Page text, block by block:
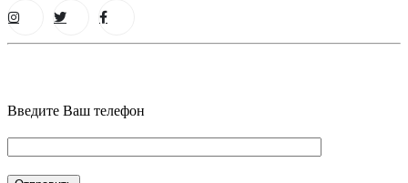
Введите Ваш телефон